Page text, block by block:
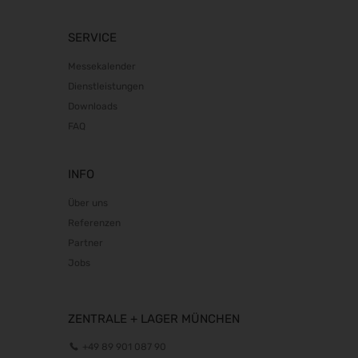
19.01.2027 - 21.01.2027
opti 2027
Spielwarenmesse 2027
02.02.2027 - 06.02.2027
10.02.2027 - 14.02.2027
IMOT 2027
12.02.2027 - 14.02.2027
R+T 2027
BioFach 2027
E-world energy & water 2027
SERVICE
Messekalender
Dienstleistungen
Downloads
FAQ
INFO
Über uns
Referenzen
Partner
Jobs
ZENTRALE + LAGER MÜNCHEN
+49 89 901 087 90